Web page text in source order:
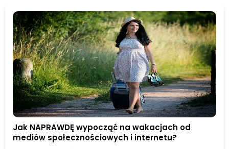
Jak NAPRAWDĘ wypocząć na wakacjach od
mediów społecznościowych i internetu?